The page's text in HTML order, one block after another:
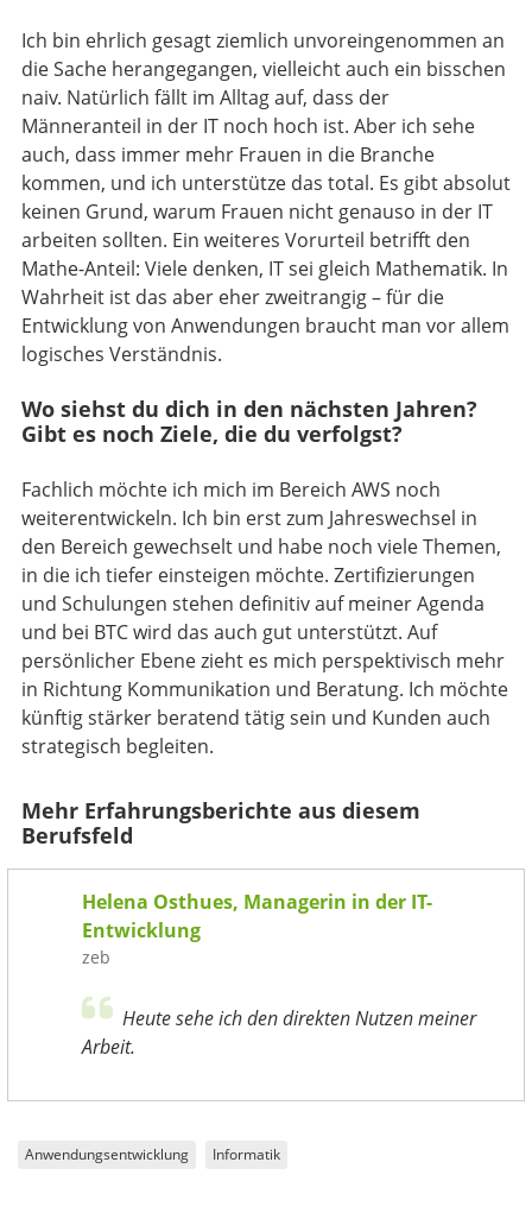
Ich bin ehrlich gesagt ziemlich unvoreingenommen an
die Sache herangegangen, vielleicht auch ein bisschen
naiv. Natürlich fällt im Alltag auf, dass der
Männeranteil in der IT noch hoch ist. Aber ich sehe
auch, dass immer mehr Frauen in die Branche
kommen, und ich unterstütze das total. Es gibt absolut
keinen Grund, warum Frauen nicht genauso in der IT
arbeiten sollten. Ein weiteres Vorurteil betrifft den
Mathe-Anteil: Viele denken, IT sei gleich Mathematik. In
Wahrheit ist das aber eher zweitrangig – für die
Entwicklung von Anwendungen braucht man vor allem
logisches Verständnis.
Wo siehst du dich in den nächsten Jahren?
Gibt es noch Ziele, die du verfolgst?
Fachlich möchte ich mich im Bereich AWS noch
weiterentwickeln. Ich bin erst zum Jahreswechsel in
den Bereich gewechselt und habe noch viele Themen,
in die ich tiefer einsteigen möchte. Zertifizierungen
und Schulungen stehen definitiv auf meiner Agenda
und bei BTC wird das auch gut unterstützt. Auf
persönlicher Ebene zieht es mich perspektivisch mehr
in Richtung Kommunikation und Beratung. Ich möchte
künftig stärker beratend tätig sein und Kunden auch
strategisch begleiten.
Mehr Erfahrungsberichte aus diesem
Berufsfeld
Helena Osthues, Managerin in der IT-
Entwicklung
zeb
Heute sehe ich den direkten Nutzen meiner
Arbeit.
Anwendungsentwicklung Informatik